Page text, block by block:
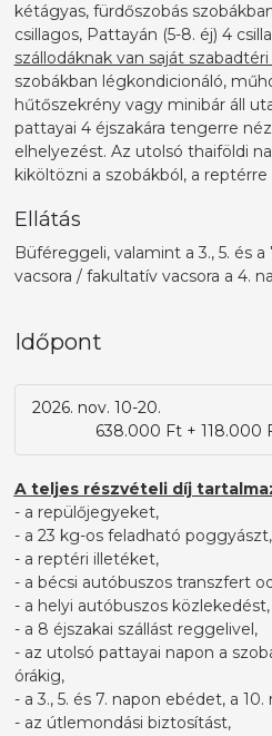
kétágyas, fürdőszobás
csillagos, Pattayán (5-8. éj) 4
szállodáknak van saját
szobákban légkondicionáló,
hűtőszekrény vagy minibár áll
pattayai 4 éjszakára tengerre
elhelyezést. Az utolsó thaiföldi
kiköltözni a szobákból, a
Ellátás
Büféreggeli, valamint a 3., 5. és
vacsora / fakultatív vacsora a 4.
Időpont
2026. nov. 10-20.
638.000 Ft + 118.000
A teljes részvételi díj
- a repülőjegyeket,
- a 23 kg-os feladható poggyászt,
- a reptéri illetéket,
- a bécsi autóbuszos transzfert
- a helyi autóbuszos közlekedést,
- a 8 éjszakai szállást reggelivel,
- az utolsó pattayai napon a
órákig,
- a 3., 5. és 7. napon ebédet, a
- az útlemondási biztosítást,